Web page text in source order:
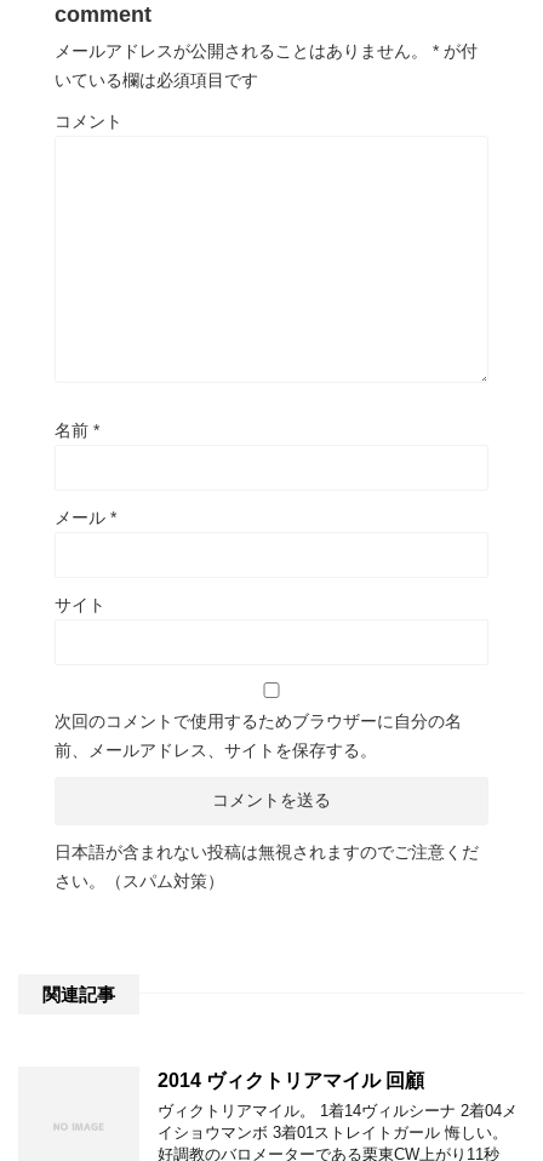
comment
メールアドレスが公開されることはありません。 * が付
いている欄は必須項目です
コメント
名前 *
メール *
サイト
次回のコメントで使用するためブラウザーに自分の名
前、メールアドレス、サイトを保存する。
日本語が含まれない投稿は無視されますのでご注意くだ
さい。（スパム対策）
関連記事
2014 ヴィクトリアマイル 回顧
ヴィクトリアマイル。 1着14ヴィルシーナ 2着04メ
イショウマンボ 3着01ストレイトガール 悔しい。
好調教のバロメーターである栗東CW上がり11秒